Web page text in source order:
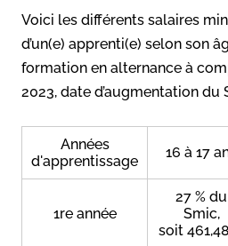
Voici les différents salaires
d’un(e) apprenti(e) selon son
formation en alternance à
2023, date d’augmentation du
Années
d'apprentissage
16 à 17
1re année
27 % du
Smic,
soit